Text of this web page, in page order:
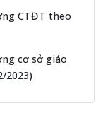
CTĐT theo
cơ sở giáo
2023)